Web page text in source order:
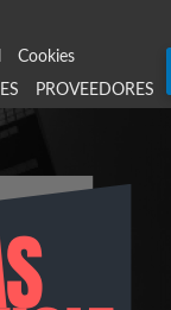
Cookies
PROVEEDORES